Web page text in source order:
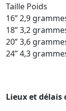
7
,
9
9
Taille Poids
16” 2,9
18” 3,2
20” 3,6
24” 4,3
Lieux et délais